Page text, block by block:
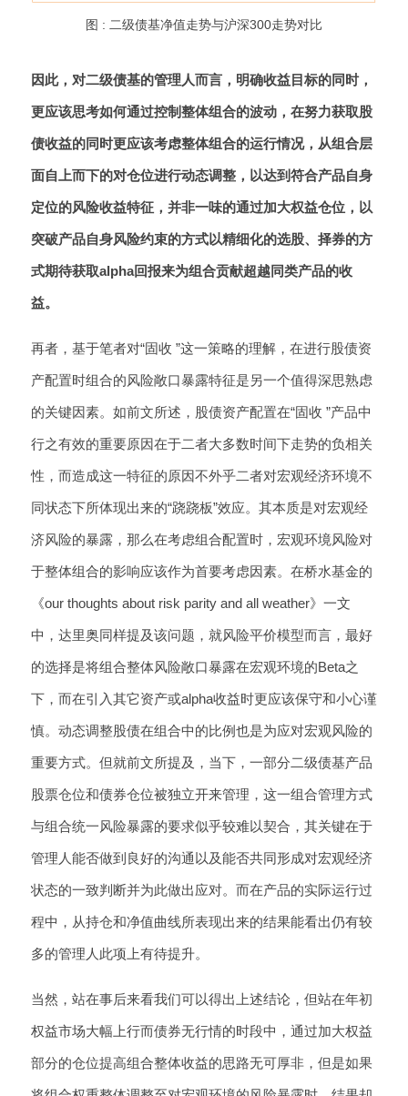
图 : 二级债基净值走势与沪深300走势对比
因此，对二级债基的管理人而言，明确收益目标的同时，
更应该思考如何通过控制整体组合的波动，在努力获取股
债收益的同时更应该考虑整体组合的运行情况，从组合层
面自上而下的对仓位进行动态调整，以达到符合产品自身
定位的风险收益特征，并非一味的通过加大权益仓位，以
突破产品自身风险约束的方式以精细化的选股、择券的方
式期待获取alpha回报来为组合贡献超越同类产品的收
益。
再者，基于笔者对“固收 ”这一策略的理解，在进行股债资
产配置时组合的风险敞口暴露特征是另一个值得深思熟虑
的关键因素。如前文所述，股债资产配置在“固收 ”产品中
行之有效的重要原因在于二者大多数时间下走势的负相关
性，而造成这一特征的原因不外乎二者对宏观经济环境不
同状态下所体现出来的“跷跷板”效应。其本质是对宏观经
济风险的暴露，那么在考虑组合配置时，宏观环境风险对
于整体组合的影响应该作为首要考虑因素。在桥水基金的
《our thoughts about risk parity and all weather》一文
中，达里奥同样提及该问题，就风险平价模型而言，最好
的选择是将组合整体风险敞口暴露在宏观环境的Beta之
下，而在引入其它资产或alpha收益时更应该保守和小心谨
慎。动态调整股债在组合中的比例也是为应对宏观风险的
重要方式。但就前文所提及，当下，一部分二级债基产品
股票仓位和债券仓位被独立开来管理，这一组合管理方式
与组合统一风险暴露的要求似乎较难以契合，其关键在于
管理人能否做到良好的沟通以及能否共同形成对宏观经济
状态的一致判断并为此做出应对。而在产品的实际运行过
程中，从持仓和净值曲线所表现出来的结果能看出仍有较
多的管理人此项上有待提升。
当然，站在事后来看我们可以得出上述结论，但站在年初
权益市场大幅上行而债券无行情的时段中，通过加大权益
部分的仓位提高组合整体收益的思路无可厚非，但是如果